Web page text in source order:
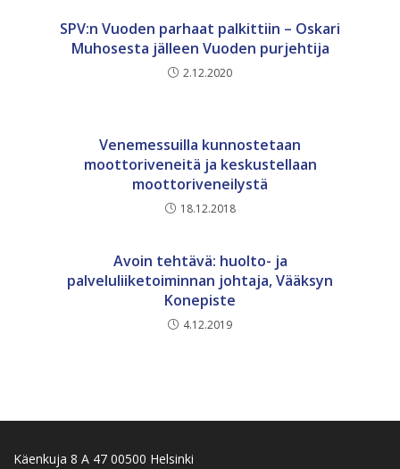
SPV:n Vuoden parhaat palkittiin – Oskari
Muhosesta jälleen Vuoden purjehtija
2.12.2020
Venemessuilla kunnostetaan
moottoriveneitä ja keskustellaan
moottoriveneilystä
18.12.2018
Avoin tehtävä: huolto- ja
palveluliiketoiminnan johtaja, Vääksyn
Konepiste
4.12.2019
Käenkuja 8 A 47 00500 Helsinki